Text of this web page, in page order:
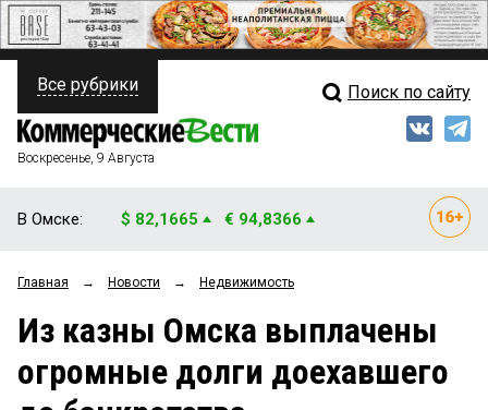
ПОЛИТИКА
ФИНАНСЫ
ОБЩЕСТВО
ЗАКОН
НОВОСТИ КОМПАНИЙ
Свежий выпуск
Мнения
Рейтинги
Блоги
Все рубрики Поиск по сайту
Воскресенье, 9 Августа
В Омске: $ 82,1665 € 94,8366
Главная → Новости → Недвижимость
Из казны Омска выплачены
огромные долги доехавшего